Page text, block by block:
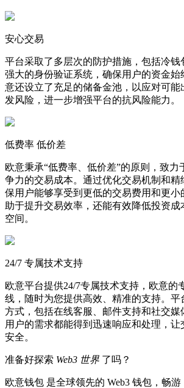
安心交易
平台采取了多层次的防护措施，包括冷钱
强大的身份验证系统，确保用户的资金始
意还设立了充足的储备金池，以应对可能
发风险，进一步增强平台的抗风险能力。
低费率 低价差
欧意秉承“低费率、低价差”的原则，致力
争力的交易成本。通过优化交易机制和精
保用户能够享受到更低的交易费用和更小
助于提升交易效率，还能有效降低投资成
空间。
24/7 专属技术支持
欧意平台提供24/7专属技术支持，欧意的
线，随时为您提供高效、精准的支持。平
方式，包括在线客服、邮件支持和社交媒
用户的需求都能得到迅速响应和处理，让
安全。
准备好探索 Web3 世界 了吗？
欧意钱包 是全球领先的 Web3 钱包，畅游